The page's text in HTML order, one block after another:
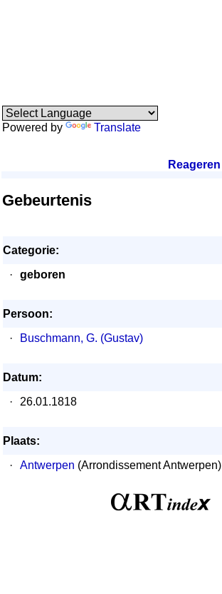
Powered by Translate
Reageren
Gebeurtenis
Categorie:
·
geboren
Persoon:
·
Buschmann, G. (Gustav)
Datum:
·
26.01.1818
Plaats:
·
Antwerpen (Arrondissement Antwerpen)